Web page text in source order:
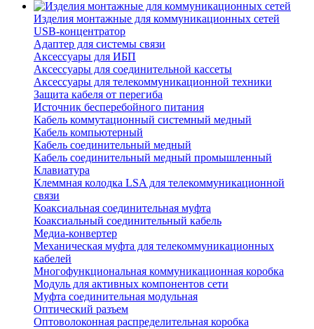
Изделия монтажные для коммуникационных сетей
USB-концентратор
Адаптер для системы связи
Аксессуары для ИБП
Аксессуары для соединительной кассеты
Аксессуары для телекоммуникационной техники
Защита кабеля от перегиба
Источник бесперебойного питания
Кабель коммутационный системный медный
Кабель компьютерный
Кабель соединительный медный
Кабель соединительный медный промышленный
Клавиатура
Клеммная колодка LSA для телекоммуникационной
связи
Коаксиальная соединительная муфта
Коаксиальный соединительный кабель
Медиа-конвертер
Механическая муфта для телекоммуникационных
кабелей
Многофункциональная коммуникационная коробка
Модуль для активных компонентов сети
Муфта соединительная модульная
Оптический разъем
Оптоволоконная распределительная коробка